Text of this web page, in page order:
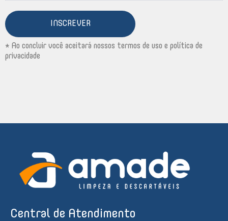
INSCREVER
* Ao concluir você aceitará nossos termos de uso e política de
privacidade
Central de Atendimento